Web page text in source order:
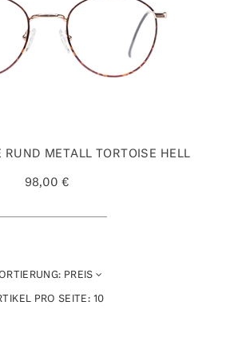
RUND METALL TORTOISE HELL
98,00 €
PREIS
PRO SEITE: 10